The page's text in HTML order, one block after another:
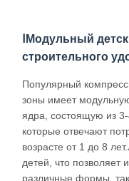
ⅠМодульный
строительного
Популярный
зоны имеет
ядра, состоящую из
которые отвечают
возрасте от 1 до 8
детей, что позволяет
различные формы,